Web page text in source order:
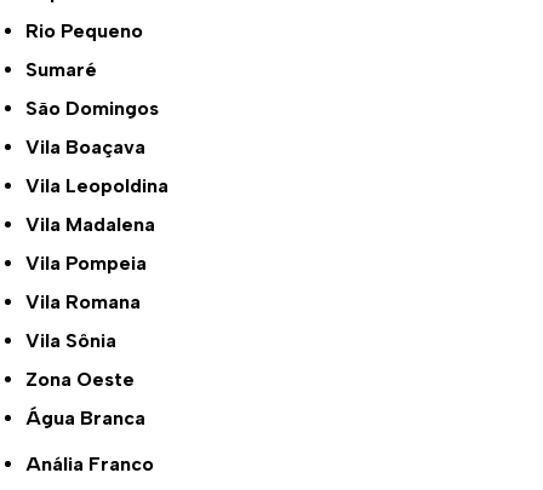
Rio Pequeno
Sumaré
São Domingos
Vila Boaçava
Vila Leopoldina
Vila Madalena
Vila Pompeia
Vila Romana
Vila Sônia
Zona Oeste
Água Branca
Anália Franco